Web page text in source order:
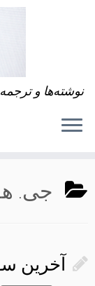
نوشته‌ها و
جی.
آخرین